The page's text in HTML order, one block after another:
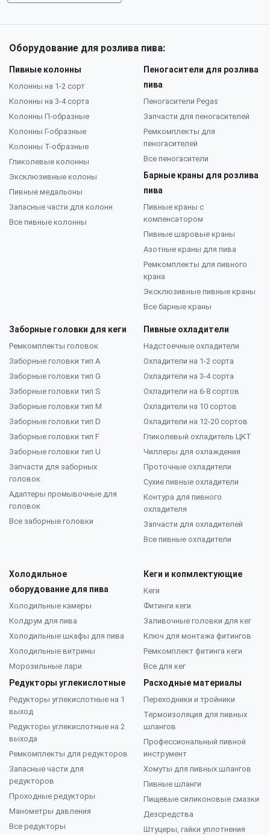
Оборудование для розлива пива:
Пивные колонны
Колонны на 1-2 сорт
Колонны на 3-4 сорта
Колонны П-образные
Колонны Г-образные
Колонны Т-образные
Гликолевые колонны
Эксклюзивные колоны
Пивные медальоны
Запасные части для колонн
Все пивные колонны
Пеногасители для розлива
пива
Пеногасители Pegas
Запчасти для пеногасителей
Ремкомплекты для
пеногасителей
Все пеногасители
Барные краны для розлива
пива
Пивные краны с
компенсатором
Пивные шаровые краны
Азотные краны для пива
Ремкомплекты для пивного
крана
Эксклюзивные пивные краны
Все барные краны
Заборные головки для кеги
Ремкомплекты головок
Заборные головки тип А
Заборные головки тип G
Заборные головки тип S
Заборные головки тип M
Заборные головки тип D
Заборные головки тип F
Заборные головки тип U
Запчасти для заборных
головок
Адаптеры промывочные для
головок
Все заборные головки
Пивные охладители
Надстоечные охладители
Охладители на 1-2 сорта
Охладители на 3-4 сорта
Охладители на 6-8 сортов
Охладители на 10 сортов
Охладители на 12-20 сортов
Гликолевый охладитель ЦКТ
Чиллеры для охлаждения
Проточные охладители
Сухие пивные охладители
Контура для пивного
охладителя
Запчасти для охладителей
Все пивные охладители
Холодильное
оборудование для пива
Холодильные камеры
Колдрум для пива
Холодильные шкафы для пива
Холодильные витрины
Морозильные лари
Редукторы углекислотные
Редукторы углекислотные на 1
выход
Редукторы углекислотные на 2
выхода
Ремкомплекты для редукторов
Запасные части для
редукторов
Проходные редукторы
Манометры давления
Все редукторы
Кеги и копмлектующие
Кеги
Фитинги кеги
Заливочные головки для кег
Ключ для монтажа фитингов
Ремкомплект фитинга кеги
Все для кег
Расходные материалы
Переходники и тройники
Термоизоляция для пивных
шлангов
Профессиональный пивной
инструмент
Хомуты для пивных шлангов
Пивные шланги
Пищевые силиконовые смазки
Дезсредства
Штуцеры, гайки уплотнения